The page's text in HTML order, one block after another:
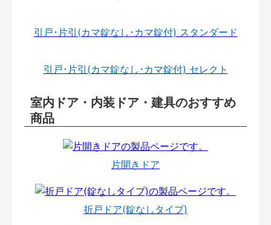
引戸･片引(カマ錠なし･カマ錠付) スタンダード
引戸･片引(カマ錠なし･カマ錠付) セレクト
室内ドア・内装ドア・建具のおすすめ
商品
片開きドア
折戸ドア(錠なしタイプ)